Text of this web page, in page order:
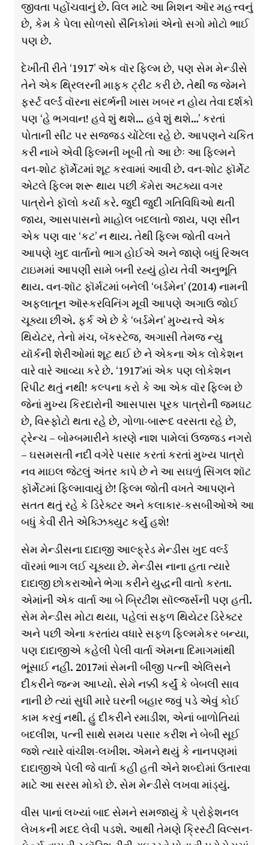
જીવતા પહોંચવાનું છે. વિલ માટે આ મિશન ઑર મહત્ત્વનું
છે, કેમ કે પેલા સોળસો સૈનિકોમાં એનો સગો મોટો ભાઈ
પણ છે.
દેખીતી રીતે ‘1917’ એક વૉર ફિલ્મ છે, પણ સેમ મેન્ડીસે
તેને એક થ્રિલરની માફક ટ્રીટ કરી છે. તેથી જ જેમને
ફર્સ્ટ વર્લ્ડ વૉરના સંદર્ભની ખાસ ખબર ન હોય તેવા દર્શકો
પણ ‘હે ભગવાન! હવે શું થશે… હવે શું થશે…’ કરતાં
પોતાની સીટ પર સજ્જડ ચોંટેલા રહે છે. આપણને ચકિત
કરી નાખે એવી ફિલ્મની ખૂબી તો આ છેઃ આ ફિલ્મને
વન-શોટ ફૉર્મેટમાં શૂટ કરવામાં આવી છે. વન-શોટ ફૉર્મેટ
એટલે ફિલ્મ શરૂ થાય પછી કૅમેરા અટક્યા વગર
પાત્રોને ફૉલો કર્યા કરે. જુદી જુદી ગતિવિધિઓ થતી
જાય, આસપાસનો માહોલ બદલાતો જાય, પણ સીન
એક પણ વાર ‘કટ’ ન થાય. તેથી ફિલ્મ જોતી વખતે
આપણે ખુદ વાર્તાનો ભાગ હોઈએ અને જાણે બધું રિઅલ
ટાઇમમાં આપણી સામે બની રહ્યું હોય તેવી અનુભૂતિ
થાય. વન-શૉટ ફૉર્મટમાં બનેલી ‘બર્ડમેન’ (2014) નામની
અફલાતૂન ઑસ્કરવિનિંગ મૂવી આપણે અગાઉ જોઈ
ચૂક્યા છીએ. ફર્ક એ છે કે ‘બર્ડમેન’ મુખ્યત્ત્વે એક
થિયેટર, તેનો મંચ, બૅકસ્ટેજ, અગાસી તેમજ ન્યુ
યૉર્કની શેરીઓમાં શૂટ થઈ છે ને એકના એક લોકેશન
વારે વારે આવ્યા કરે છે. ‘1917’માં એક પણ લોકેશન
રિપીટ થતું નથી! કલ્પના કરો કે આ એક વૉર ફિલ્મ છે
જેનાં મુખ્ય કિરદારોની આસપાસ પૂરક પાત્રોની જમઘટ
છે, વિસ્ફોટો થતા રહે છે, ગોળા-બારૂદ વરસતા રહે છે,
ટ્રેન્ચ – બોમ્બમારીને કારણે નાશ પામેલાં ઉજ્જડ નગરો
– ઘસમસતી નદી વગેરે પસાર કરતાં કરતાં મુખ્ય પાત્રો
નવ માઇલ જેટલું અંતર કાપે છે ને આ સઘળું સિંગલ શૉટ
ફૉર્મેટમાં ફિલ્માવાયું છે! ફિલ્મ જોતી વખતે આપણને
સતત થતું રહે કે ડિરેક્ટર અને કલાકાર-કસબીઓએ આ
બધું કેવી રીતે એક્ઝિક્યુટ કર્યું હશે!
સેમ મેન્ડીસના દાદાજી આલ્ફ્રેડ મેન્ડીસ ખુદ વર્લ્ડ
વૉરમાં ભાગ લઈ ચૂક્યા છે. મેન્ડીસ નાના હતા ત્યારે
દાદાજી છોકરાઓને ભેગા કરીને યુદ્ધની વાતો કરતા.
એમાંની એક વાર્તા આ બે બ્રિટીશ સૉલ્જર્સની પણ હતી.
સેમ મેન્ડીસ મોટા થયા, પહેલાં સફળ થિયેટર ડિરેક્ટર
અને પછી એના કરતાંય વધારે સફળ ફિલ્મમેકર બન્યા,
પણ દાદાજીએ કહેલી પેલી વાર્તા એમના દિમાગમાંથી
ભૂંસાઈ નહીં. 2017માં સેમની બીજી પત્ની એલિસને
દીકરીને જન્મ આપ્યો. સેમે નક્કી કર્યું કે બેબલી સાવ
નાની છે ત્યાં સુધી મારે ઘરની બહાર જવું પડે એવું કોઈ
કામ કરવું નથી. હું દીકરીને રમાડીશ, એનાં બાળોતિયાં
બદલીશ, પત્ની સાથે સમય પસાર કરીશ ને બેબી સૂઈ
જશે ત્યારે વાંચીશ-લખીશ. એમને થયું કે નાનપણમાં
દાદાજીએ પેલી જે વાર્તા કહી હતી એને શબ્દોમાં ઉતારવા
માટે આ સરસ મોકો છે. સેમ મેન્ડીસે લખવા માંડ્યું.
વીસ પાનાં લખ્યાં બાદ સેમને સમજાયું કે પ્રોફેશનલ
લેખકની મદદ લેવી પડશે. આથી તેમણે ક્રિસ્ટી વિલ્સન-